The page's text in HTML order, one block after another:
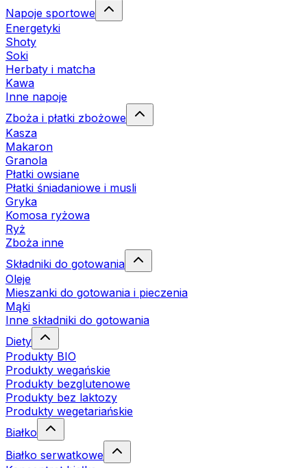
Napoje sportowe
Energetyki
Shoty
Soki
Herbaty i matcha
Kawa
Inne napoje
Zboża i płatki zbożowe
Kasza
Makaron
Granola
Płatki owsiane
Płatki śniadaniowe i musli
Gryka
Komosa ryżowa
Ryż
Zboża inne
Składniki do gotowania
Oleje
Mieszanki do gotowania i pieczenia
Mąki
Inne składniki do gotowania
Diety
Produkty BIO
Produkty wegańskie
Produkty bezglutenowe
Produkty bez laktozy
Produkty wegetariańskie
Białko
Białko serwatkowe